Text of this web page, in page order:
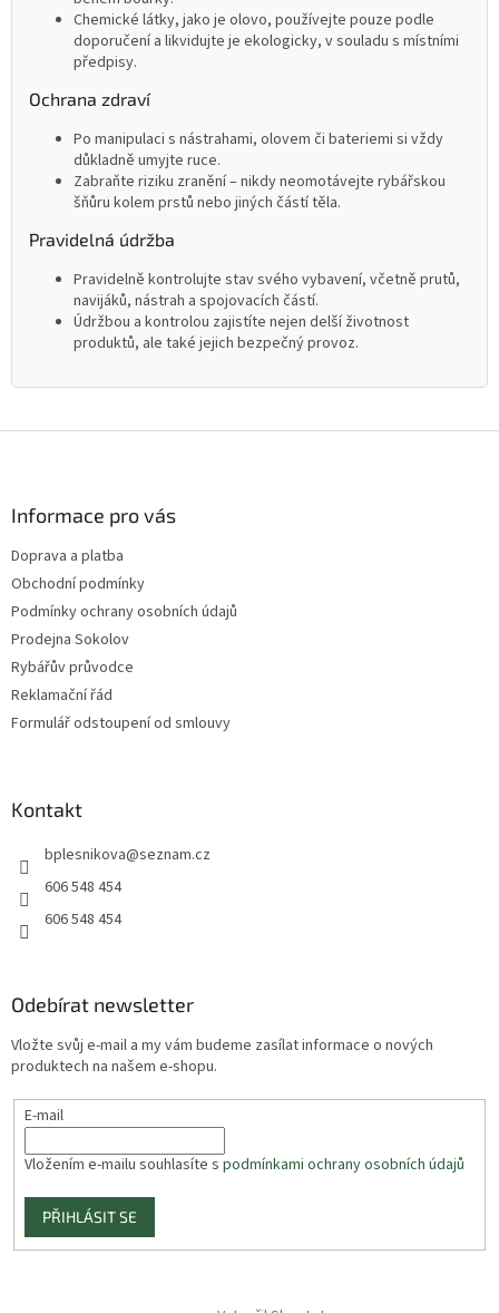
Chemické látky, jako je olovo, používejte pouze podle
doporučení a likvidujte je ekologicky, v souladu s místními
předpisy.
Ochrana zdraví
Po manipulaci s nástrahami, olovem či bateriemi si vždy
důkladně umyjte ruce.
Zabraňte riziku zranění – nikdy neomotávejte rybářskou
šňůru kolem prstů nebo jiných částí těla.
Pravidelná údržba
Pravidelně kontrolujte stav svého vybavení, včetně prutů,
navijáků, nástrah a spojovacích částí.
Údržbou a kontrolou zajistíte nejen delší životnost
produktů, ale také jejich bezpečný provoz.
Informace pro vás
Doprava a platba
Obchodní podmínky
Podmínky ochrany osobních údajů
Prodejna Sokolov
Rybářův průvodce
Reklamační řád
Formulář odstoupení od smlouvy
Kontakt
bplesnikova@seznam.cz
606 548 454
606 548 454
Odebírat newsletter
Vložte svůj e-mail a my vám budeme zasílat informace o nových
produktech na našem e-shopu.
E-mail
Vložením e-mailu souhlasíte s podmínkami ochrany osobních údajů
PŘIHLÁSIT SE